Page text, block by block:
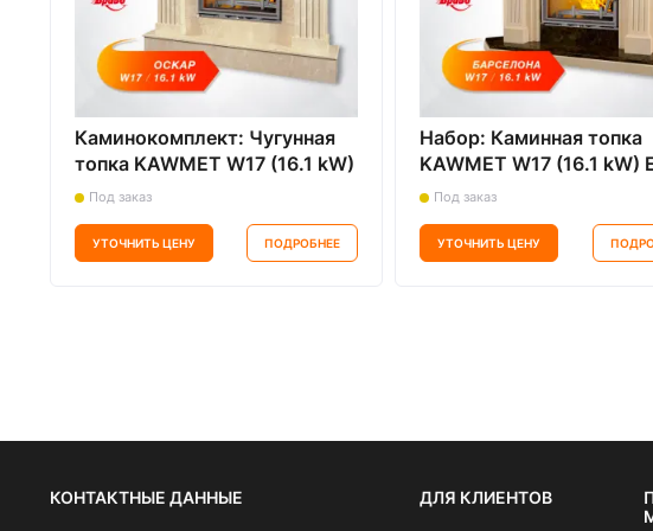
Каминокомплект: Чугунная
топка KAWMET W17 (16.1 kW)
ECO с мраморным порталом
Под заказ
УТОЧНИТЬ ЦЕНУ ПОДРОБНЕЕ
Набор: Каминная топка
KAWMET W17 (16.1 kW)
порталом Барселона
Под заказ
УТОЧНИТЬ ЦЕНУ
КОНТАКТНЫЕ ДАННЫЕ ДЛЯ КЛИЕНТОВ